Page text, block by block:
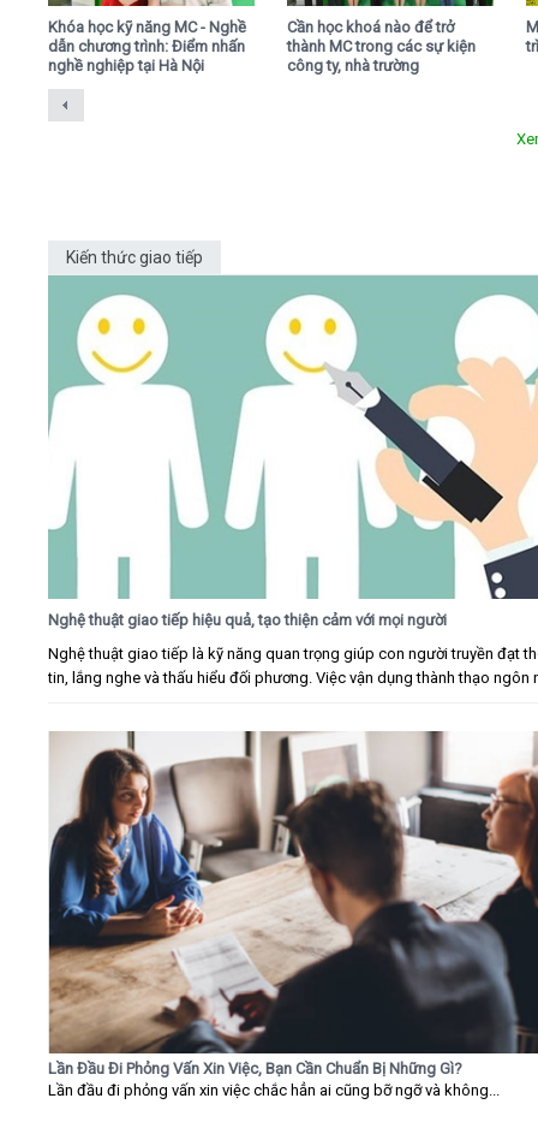
Khóa học kỹ năng MC - Nghề
dẫn chương trình: Điểm nhấn
nghề nghiệp tại Hà Nội
Cần học khoá nào để trở
thành MC trong các sự kiện
công ty, nhà trường
Kiến thức giao tiếp
Nghệ thuật giao tiếp hiệu quả, tạo thiện cảm với mọi người
Nghệ thuật giao tiếp là kỹ năng quan trọng giúp con người truyền đạt
tin, lắng nghe và thấu hiểu đối phương. Việc vận dụng thành thạo ngôn
Lần Đầu Đi Phỏng Vấn Xin Việc, Bạn Cần Chuẩn Bị Những Gì?
Lần đầu đi phỏng vấn xin việc chắc hẳn ai cũng bỡ ngỡ và không...